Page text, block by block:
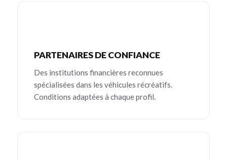
PARTENAIRES DE CONFIANCE
Des institutions financières reconnues
spécialisées dans les véhicules récréatifs.
Conditions adaptées à chaque profil.